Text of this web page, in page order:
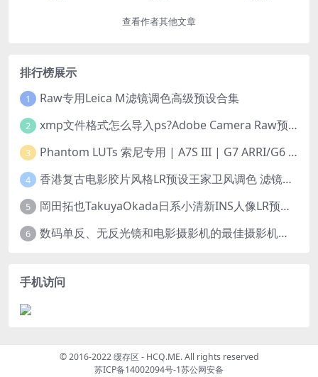
查看作者其他文章
排行榜展示
1 Raw专用Leica M滤镜调色高级预设合集
2 xmp文件格式怎么导入ps?Adobe Camera Raw预设导入方法,ACR预设安装教程xmp文件格式怎么导入ps
3 Phantom LUTs 索尼专用 | A7S III | G7 ARRI/G6 FILM (2023最新版本)
4 香港复古电影胶片风格LR预设王家卫风调色 滤镜支持PR/PS/FCPX/达芬奇/AE/LUT
5 岡田拓也TakuyaOkada日系小清新INS人像LR预设PR/PS/AE/FCPX/LUT预设 LR100001
6 数码单反、无反光镜和电影摄影机的最佳摄影机设置
手机访问
© 2016-2022 缓存区 - HCQ.ME. All rights reserved
苏ICP备14002094号-1苏公网安备